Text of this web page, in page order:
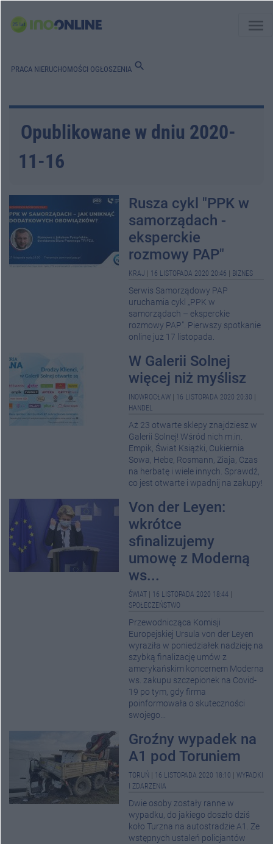
menu
PRACA NIERUCHOMOŚCI OGŁOSZENIA search
Opublikowane w dniu 2020-
11-16
Rusza cykl "PPK w
samorządach -
eksperckie
rozmowy PAP"
KRAJ 16 LISTOPADA 2020 20:46 BIZNES
Serwis Samorządowy PAP
uruchamia cykl „PPK w
samorządach – eksperckie
rozmowy PAP”. Pierwszy spotkanie
online już 17 listopada.
W Galerii Solnej
więcej niż myślisz
INOWROCŁAW 16 LISTOPADA 2020 20:30
HANDEL
Aż 23 otwarte sklepy znajdziesz w
Galerii Solnej! Wśród nich m.in.
Empik, Świat Książki, Cukiernia
Sowa, Hebe, Rosmann, Ziaja, Czas
na herbatę i wiele innych. Sprawdź,
co jest otwarte i wpadnij na zakupy!
Von der Leyen:
wkrótce
sfinalizujemy
umowę z Moderną
ws...
ŚWIAT 16 LISTOPADA 2020 18:44
SPOŁECZEŃSTWO
Przewodnicząca Komisji
Europejskiej Ursula von der Leyen
wyraziła w poniedziałek nadzieję na
szybką finalizację umów z
amerykańskim koncernem Moderna
ws. zakupu szczepionek na Covid-
19 po tym, gdy firma
poinformowała o skuteczności
swojego...
Groźny wypadek na
A1 pod Toruniem
TORUŃ 16 LISTOPADA 2020 18:10
WYPADKI
I ZDARZENIA
Dwie osoby zostały ranne w
wypadku, do jakiego doszło dziś
koło Turzna na autostradzie A1. Ze
wstępnych ustaleń policjantów